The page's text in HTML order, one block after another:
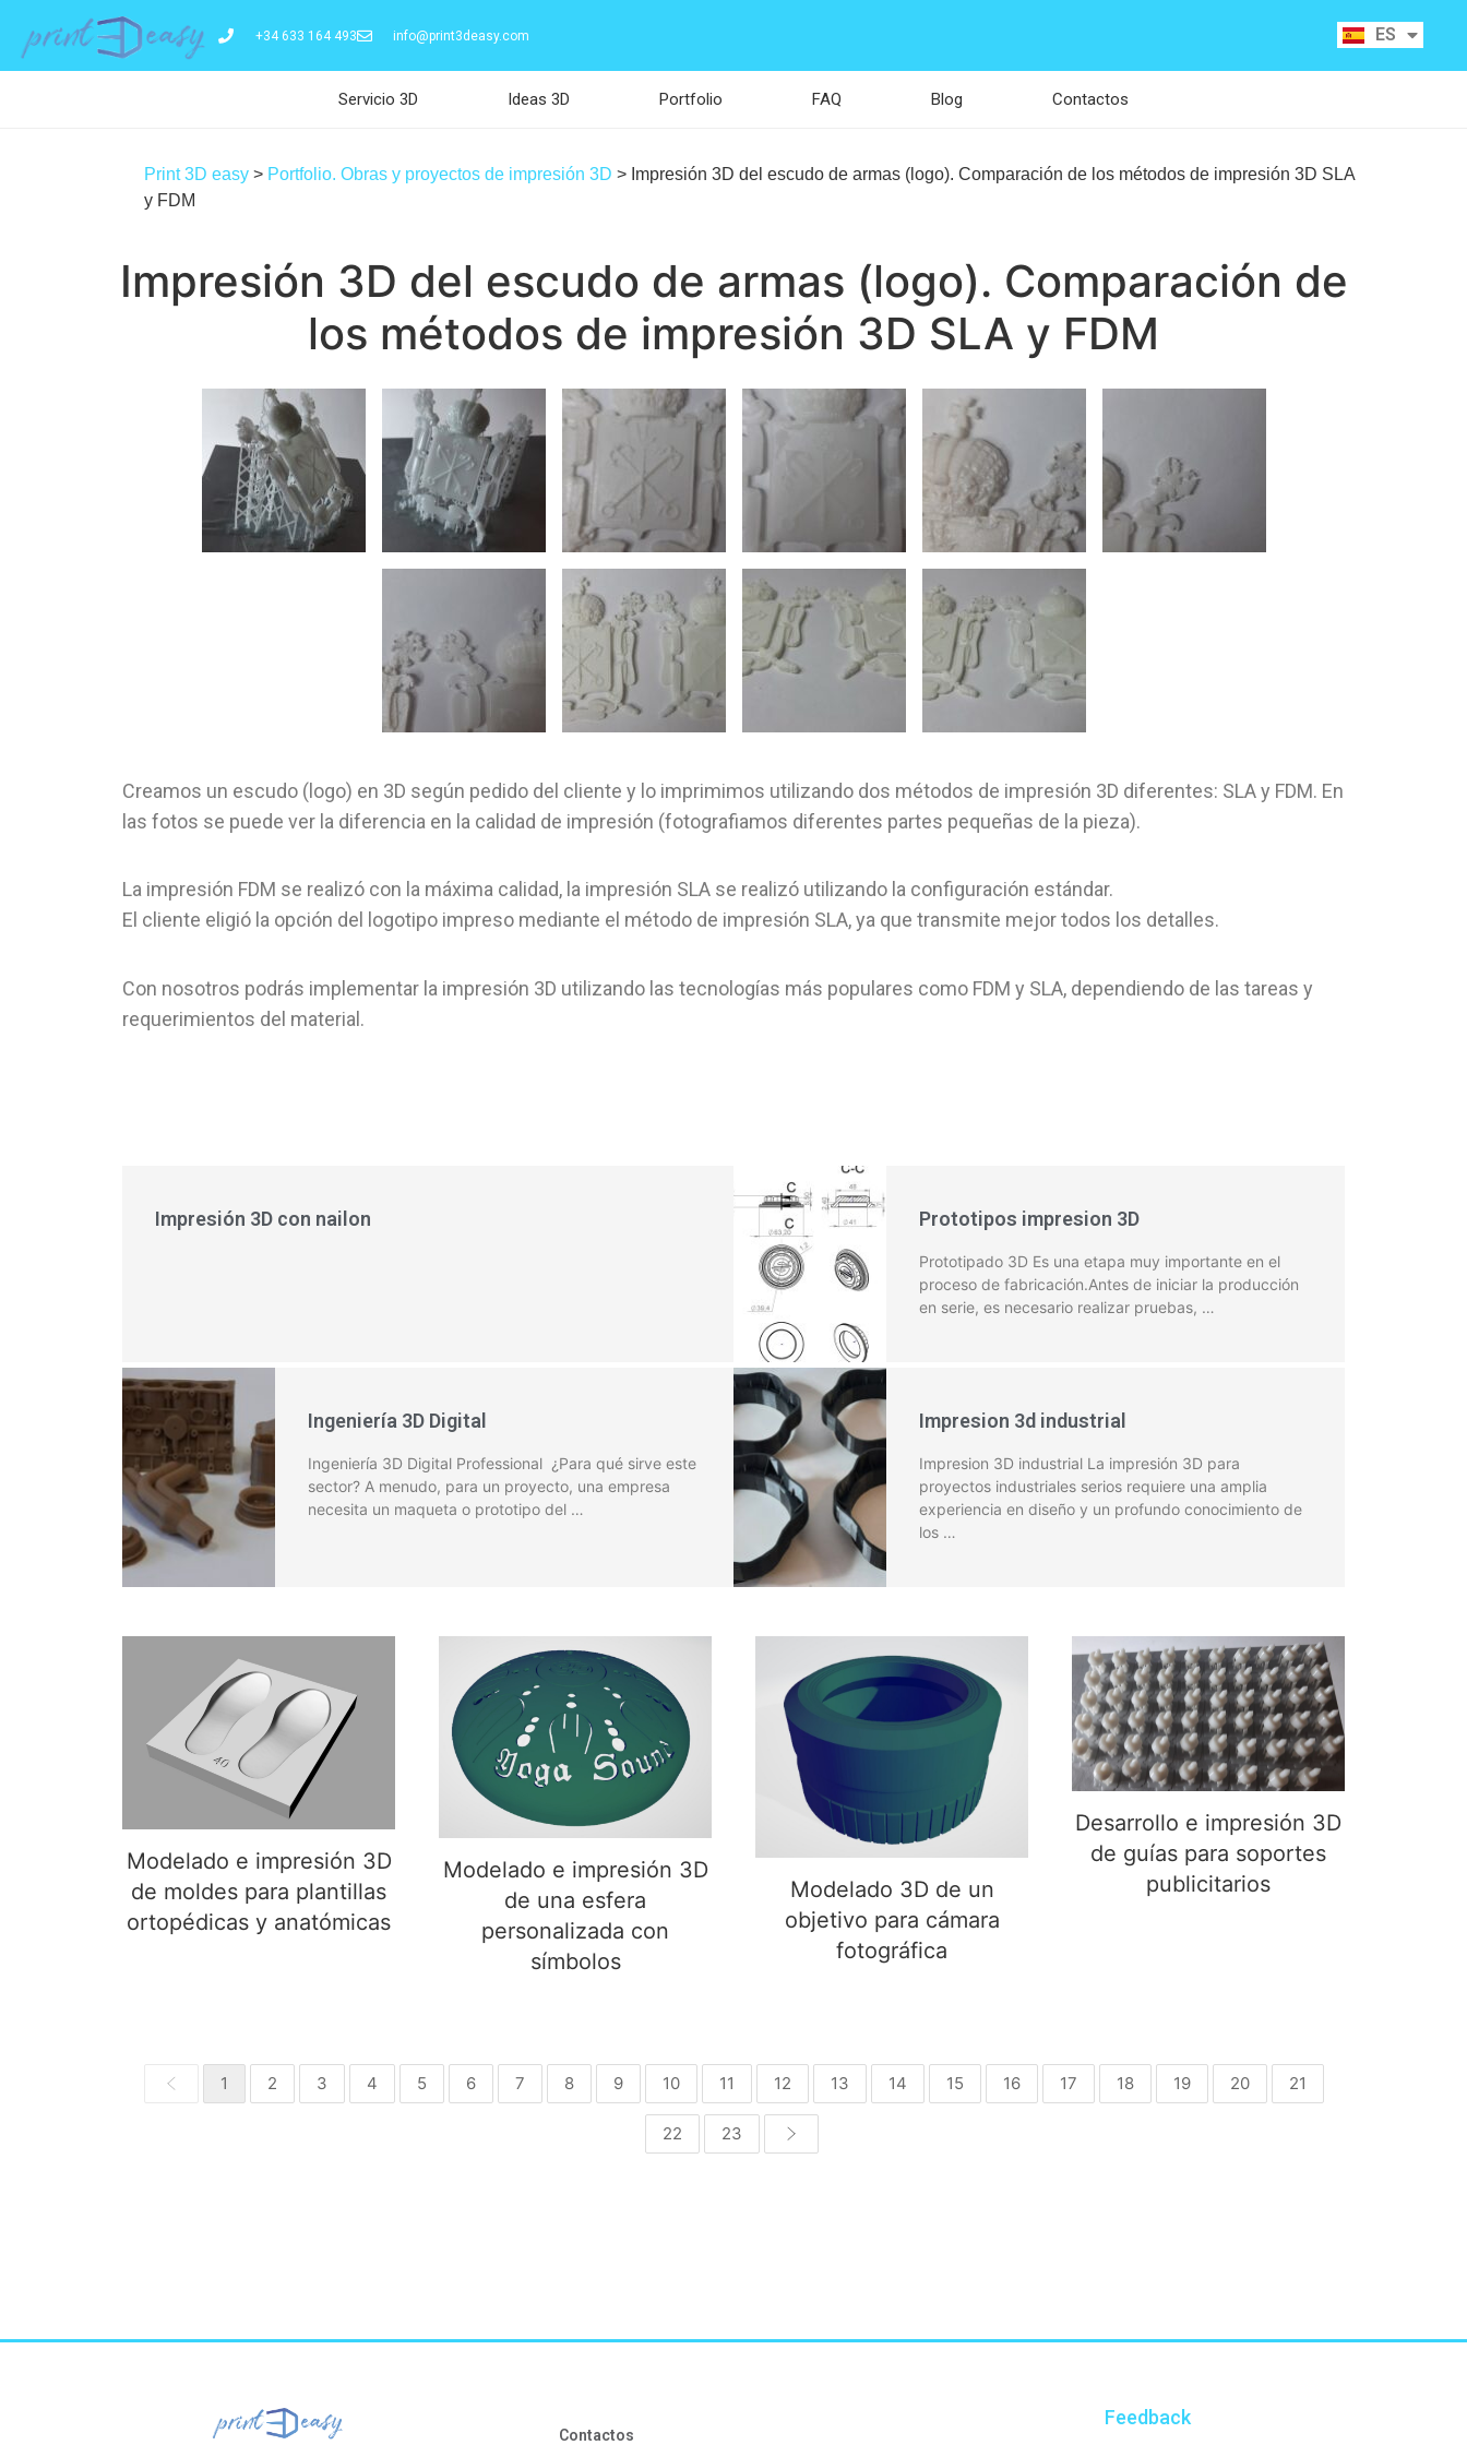
+34 633 164 493 info@print3deasy.com ES
RU
CA
Servicio 3D Ideas 3D Portfolio FAQ Blog Contactos
Print 3D easy > Portfolio. Obras y proyectos de impresión 3D > Impresión 3D del escudo de armas (logo). Comparación de los métodos de impresión 3D SLA
y FDM
Impresión 3D del escudo de armas (logo). Comparación de
los métodos de impresión 3D SLA y FDM
Creamos un escudo (logo) en 3D según pedido del cliente y lo imprimimos utilizando dos métodos de impresión 3D diferentes: SLA y FDM. En
las fotos se puede ver la diferencia en la calidad de impresión (fotografiamos diferentes partes pequeñas de la pieza).
La impresión FDM se realizó con la máxima calidad, la impresión SLA se realizó utilizando la configuración estándar.
El cliente eligió la opción del logotipo impreso mediante el método de impresión SLA, ya que transmite mejor todos los detalles.
Con nosotros podrás implementar la impresión 3D utilizando las tecnologías más populares como FDM y SLA, dependiendo de las tareas y
requerimientos del material.
Impresión 3D con nailon Prototipos impresion 3D
Prototipado 3D Es una etapa muy importante en el
proceso de fabricación.Antes de iniciar la producción
en serie, es necesario realizar pruebas, …
Ingeniería 3D Digital
Ingeniería 3D Digital Professional ¿Para qué sirve este
sector? A menudo, para un proyecto, una empresa
necesita un maqueta o prototipo del …
Impresion 3d industrial
Impresion 3D industrial La impresión 3D para
proyectos industriales serios requiere una amplia
experiencia en diseño y un profundo conocimiento de
los …
Modelado e impresión 3D
de moldes para plantillas
ortopédicas y anatómicas
Modelado e impresión 3D
de moldes para plantillas
ortopédicas y anatómicas
Modelado e impresión 3D
de una esfera
personalizada con
símbolos
Modelado e impresión 3D
de una esfera
personalizada con
símbolos
Modelado 3D de un
objetivo para cámara
Modelado 3D de un
objetivo para cámara
fotográfica
Desarrollo e impresión 3D
de guías para soportes
publicitarios
Desarrollo e impresión 3D
de guías para soportes
publicitarios
1 2 3 4 5 6 7 8 9 10 11 12 13 14 15 16 17 18 19 20 21
22 23
Contactos
Feedback